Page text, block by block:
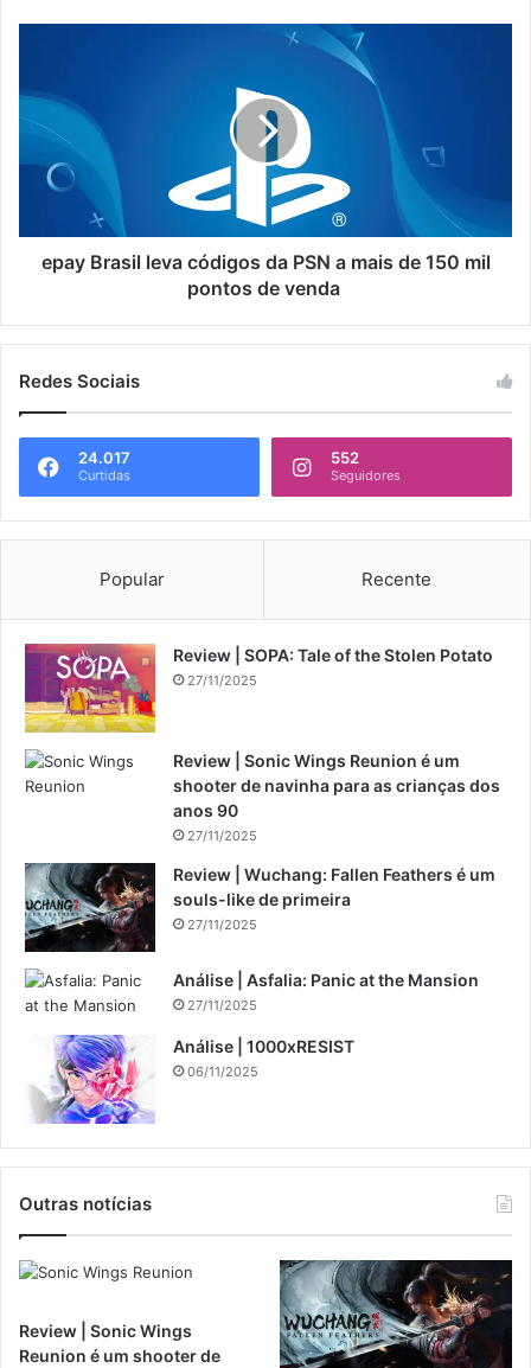
epay Brasil leva códigos da PSN a mais de 150 mil
pontos de venda
Redes Sociais
24.017
Curtidas
552
Seguidores
Popular Recente
Review | SOPA: Tale of the Stolen Potato
27/11/2025
Review | Sonic Wings Reunion é um
shooter de navinha para as crianças dos
anos 90
27/11/2025
Review | Wuchang: Fallen Feathers é um
souls-like de primeira
27/11/2025
Análise | Asfalia: Panic at the Mansion
27/11/2025
Análise | 1000xRESIST
06/11/2025
Outras notícias
Review | Sonic Wings
Reunion é um shooter de